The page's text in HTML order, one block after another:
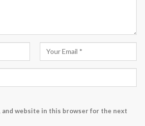
and website in this browser for the next